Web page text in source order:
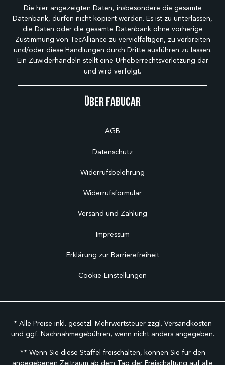
Über Fabucar
AGB
Datenschutz
Widerrufsbelehrung
Widerrufsformular
Versand und Zahlung
Impressum
Erklärung zur Barrierefreiheit
Cookie-Einstellungen
Die hier angezeigten Daten, insbesondere die gesamte
Datenbank, dürfen nicht kopiert werden. Es ist zu unterlassen,
die Daten oder die gesamte Datenbank ohne vorherige
Zustimmung von TecAlliance zu vervielfältigen, zu verbreiten
und/oder diese Handlungen durch Dritte ausführen zu lassen.
Ein Zuwiderhandeln stellt eine Urheberrechtsverletzung dar
und wird verfolgt.
* Alle Preise inkl. gesetzl. Mehrwertsteuer zzgl. Versandkosten
und ggf. Nachnahmegebühren, wenn nicht anders angegeben.
** Wenn Sie diese Staffel freischalten, können Sie für den